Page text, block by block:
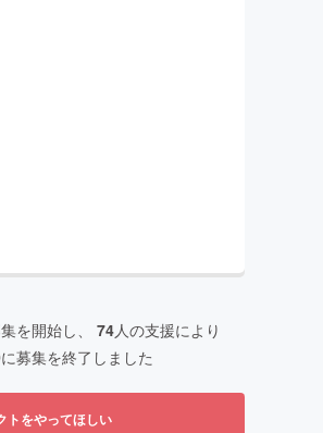
を開始し、 74人の支援により
に募集を終了しました
トをやってほしい